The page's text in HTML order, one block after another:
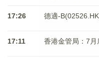
17:26 德適-
17:11 香港金管局：7